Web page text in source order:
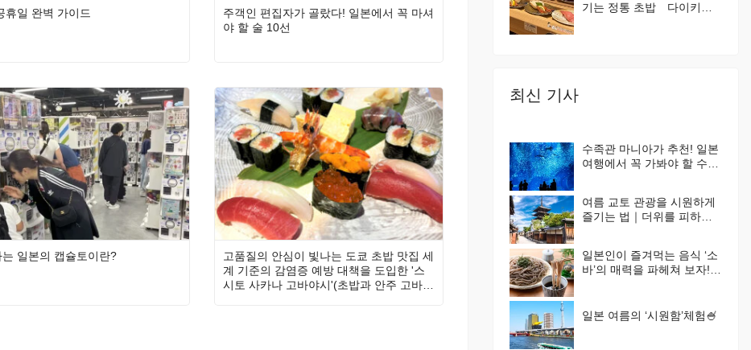
휴일 완벽 가이드
주객인 편집자가 골랐다! 일본에서 꼭 마셔
야 할 술 10선
는 일본의 캡슐토이란?
고품질의 안심이 빛나는 도쿄 초밥 맛집 세
계 기준의 감염증 예방 대책을 도입한 '스
시토 사카나 고바야시'(초밥과 안주 고바야
기는 정통 초밥 다이키스
최신 기사
수족관 마니아가 추천! 일본
여행에서 꼭 가봐야 할 수족
여름 교토 관광을 시원하게
즐기는 법｜더위를 피하는
일본인이 즐겨먹는 음식 ‘소
바’의 매력을 파헤쳐 보자!
일본 여름의 ‘시원함’체험🍧